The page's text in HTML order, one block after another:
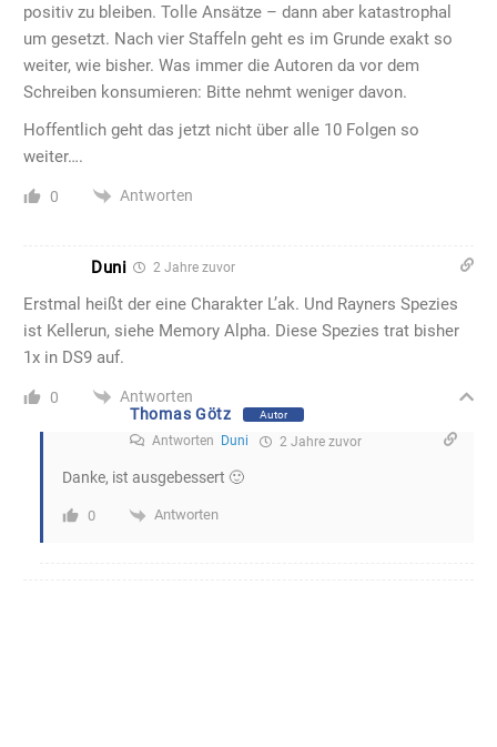
positiv zu bleiben. Tolle Ansätze – dann aber katastrophal
um gesetzt. Nach vier Staffeln geht es im Grunde exakt so
weiter, wie bisher. Was immer die Autoren da vor dem
Schreiben konsumieren: Bitte nehmt weniger davon.
Hoffentlich geht das jetzt nicht über alle 10 Folgen so
weiter….
0 Antworten
Duni 2 Jahre zuvor
Erstmal heißt der eine Charakter L’ak. Und Rayners Spezies
ist Kellerun, siehe Memory Alpha. Diese Spezies trat bisher
1x in DS9 auf.
0
Antworten
Thomas Götz
Autor
Antworten Duni 2 Jahre zuvor
Danke, ist ausgebessert 🙂
0 Antworten